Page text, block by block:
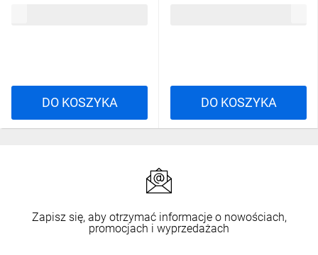
DO KOSZYKA DO KOSZYKA
Zapisz się, aby otrzymać informacje o nowościach,
promocjach i wyprzedażach